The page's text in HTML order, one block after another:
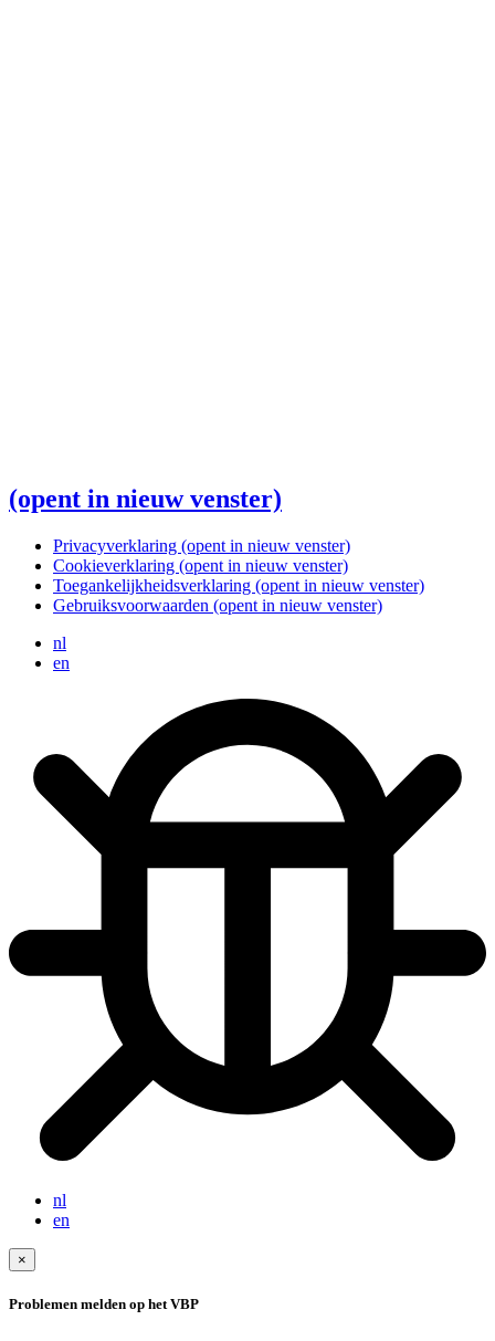
(opent in nieuw venster)
Privacyverklaring (opent in nieuw venster)
Cookieverklaring (opent in nieuw venster)
Toegankelijkheidsverklaring (opent in nieuw venster)
Gebruiksvoorwaarden (opent in nieuw venster)
nl
en
nl
en
×
Problemen melden op het VBP